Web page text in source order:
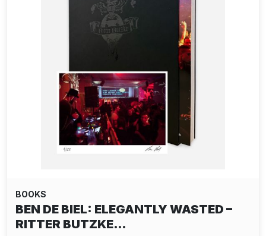
BOOKS
BEN DE BIEL: ELEGANTLY WASTED –
RITTER BUTZKE…